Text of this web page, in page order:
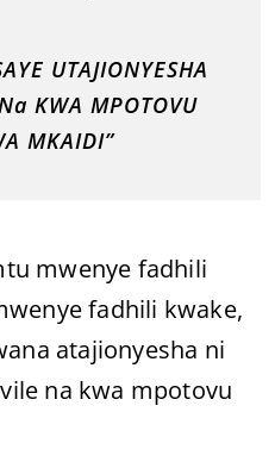
UTAJIONYESHA
KWA MPOTOVU
MKAIDI”
mwenye fadhili
fadhili kwake,
atajionyesha ni
na kwa mpotovu